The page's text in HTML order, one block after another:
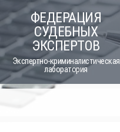
to
content
ФЕДЕРАЦИЯ
СУДЕБНЫХ
ЭКСПЕРТОВ
Экспертно-криминалистическая
лаборатория